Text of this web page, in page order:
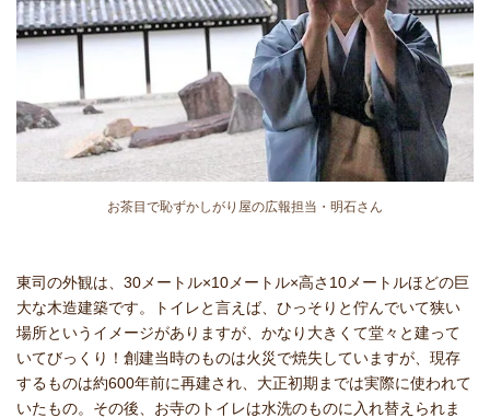
お茶目で恥ずかしがり屋の広報担当・明石さん
東司の外観は、30メートル×10メートル×高さ10メートルほどの巨
大な木造建築です。トイレと言えば、ひっそりと佇んでいて狭い
場所というイメージがありますが、かなり大きくて堂々と建って
いてびっくり！創建当時のものは火災で焼失していますが、現存
するものは約600年前に再建され、大正初期までは実際に使われて
いたもの。その後、お寺のトイレは水洗のものに入れ替えられま